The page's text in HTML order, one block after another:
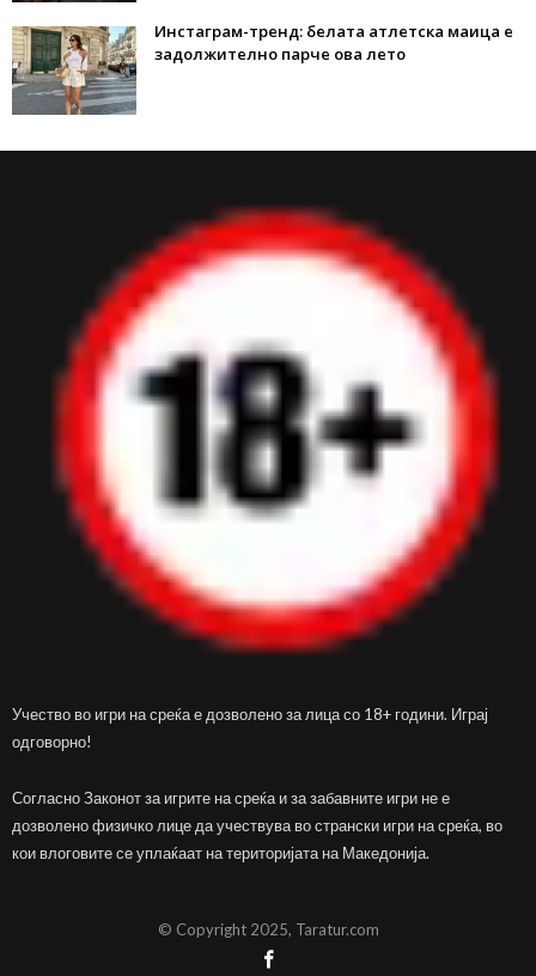
Инстаграм-тренд: белата атлетска маица е
задолжително парче ова лето
Учество во игри на среќа е дозволено за лица со 18+ години. Играј
одговорно!
Согласно Законот за игрите на среќа и за забавните игри не е
дозволено физичко лице да учествува во странски игри на среќа, во
кои влоговите се уплаќаат на територијата на Македонија.
© Copyright 2025, Taratur.com